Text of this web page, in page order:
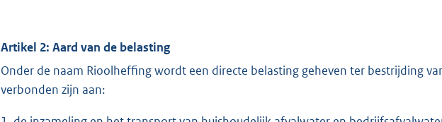
Artikel 2: Aard van de belasting
Onder de naam Rioolheffing wordt een directe belasting geheven ter bestrijding
verbonden zijn aan: